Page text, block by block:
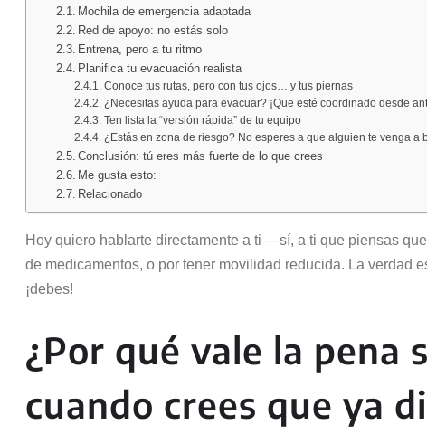
Mochila de emergencia adaptada
Red de apoyo: no estás solo
Entrena, pero a tu ritmo
Planifica tu evacuación realista
Conoce tus rutas, pero con tus ojos… y tus piernas
¿Necesitas ayuda para evacuar? ¡Que esté coordinado desde
Ten lista la “versión rápida” de tu equipo
¿Estás en zona de riesgo? No esperes a que alguien te venga a
Conclusión: tú eres más fuerte de lo que crees
Me gusta esto:
Relacionado
Hoy quiero hablarte directamente a ti —sí, a ti que piensas
de medicamentos, o por tener movilidad reducida. La verdad
¡debes!
¿Por qué vale la pena
cuando crees que ya